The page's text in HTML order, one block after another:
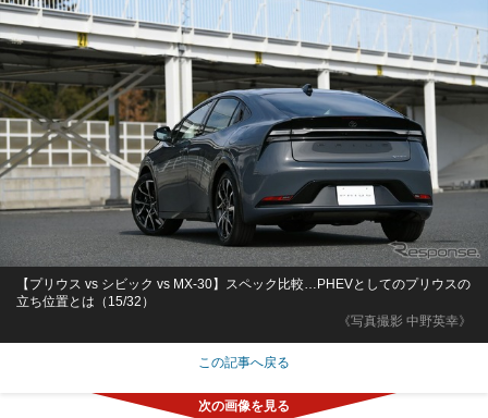
《写真撮影 中野英幸》
【プリウス vs シビック vs MX-30】スペック比較…PHEVとしてのプリウスの
立ち位置とは（15/32）
この記事へ戻る